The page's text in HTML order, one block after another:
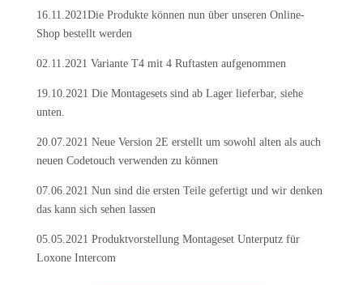
16.11.2021Die Produkte können nun über unseren Online-
Shop bestellt werden
02.11.2021 Variante T4 mit 4 Ruftasten aufgenommen
19.10.2021 Die Montagesets sind ab Lager lieferbar, siehe
unten.
20.07.2021 Neue Version 2E erstellt um sowohl alten als auch
neuen Codetouch verwenden zu können
07.06.2021 Nun sind die ersten Teile gefertigt und wir denken
das kann sich sehen lassen
05.05.2021 Produktvorstellung Montageset Unterputz für
Loxone Intercom